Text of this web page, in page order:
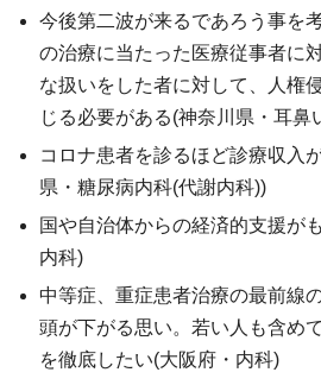
今後第二波が来るであろう事を
の治療に当たった医療従事者に
な扱いをした者に対して、人権
じる必要がある(神奈川県・耳鼻
コロナ患者を診るほど診療収入
県・糖尿病内科(代謝内科))
国や自治体からの経済的支援が
内科)
中等症、重症患者治療の最前線
頭が下がる思い。若い人も含め
を徹底したい(大阪府・内科)